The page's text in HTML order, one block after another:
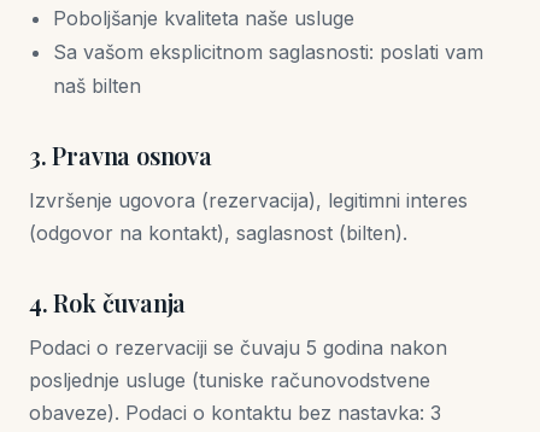
Poboljšanje kvaliteta naše usluge
Sa vašom eksplicitnom saglasnosti: poslati vam
naš bilten
3. Pravna osnova
Izvršenje ugovora (rezervacija), legitimni interes
(odgovor na kontakt), saglasnost (bilten).
4. Rok čuvanja
Podaci o rezervaciji se čuvaju 5 godina nakon
posljednje usluge (tuniske računovodstvene
obaveze). Podaci o kontaktu bez nastavka: 3